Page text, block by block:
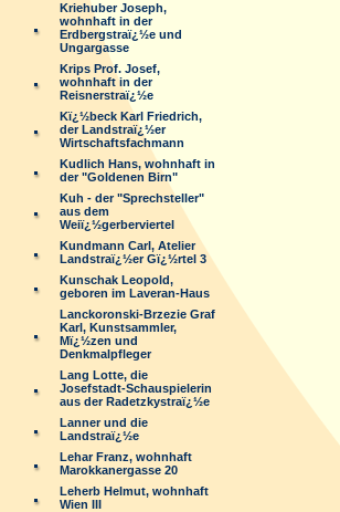
Kriehuber Joseph,
wohnhaft in der
Erdbergstraï¿½e und
Ungargasse
Krips Prof. Josef,
wohnhaft in der
Reisnerstraï¿½e
Kï¿½beck Karl Friedrich,
der Landstraï¿½er
Wirtschaftsfachmann
Kudlich Hans, wohnhaft in
der "Goldenen Birn"
Kuh - der "Sprechsteller"
aus dem
Weiï¿½gerberviertel
Kundmann Carl, Atelier
Landstraï¿½er Gï¿½rtel 3
Kunschak Leopold,
geboren im Laveran-Haus
Lanckoronski-Brzezie Graf
Karl, Kunstsammler,
Mï¿½zen und
Denkmalpfleger
Lang Lotte, die
Josefstadt-Schauspielerin
aus der Radetzkystraï¿½e
Lanner und die
Landstraï¿½e
Lehar Franz, wohnhaft
Marokkanergasse 20
Leherb Helmut, wohnhaft
Wien III